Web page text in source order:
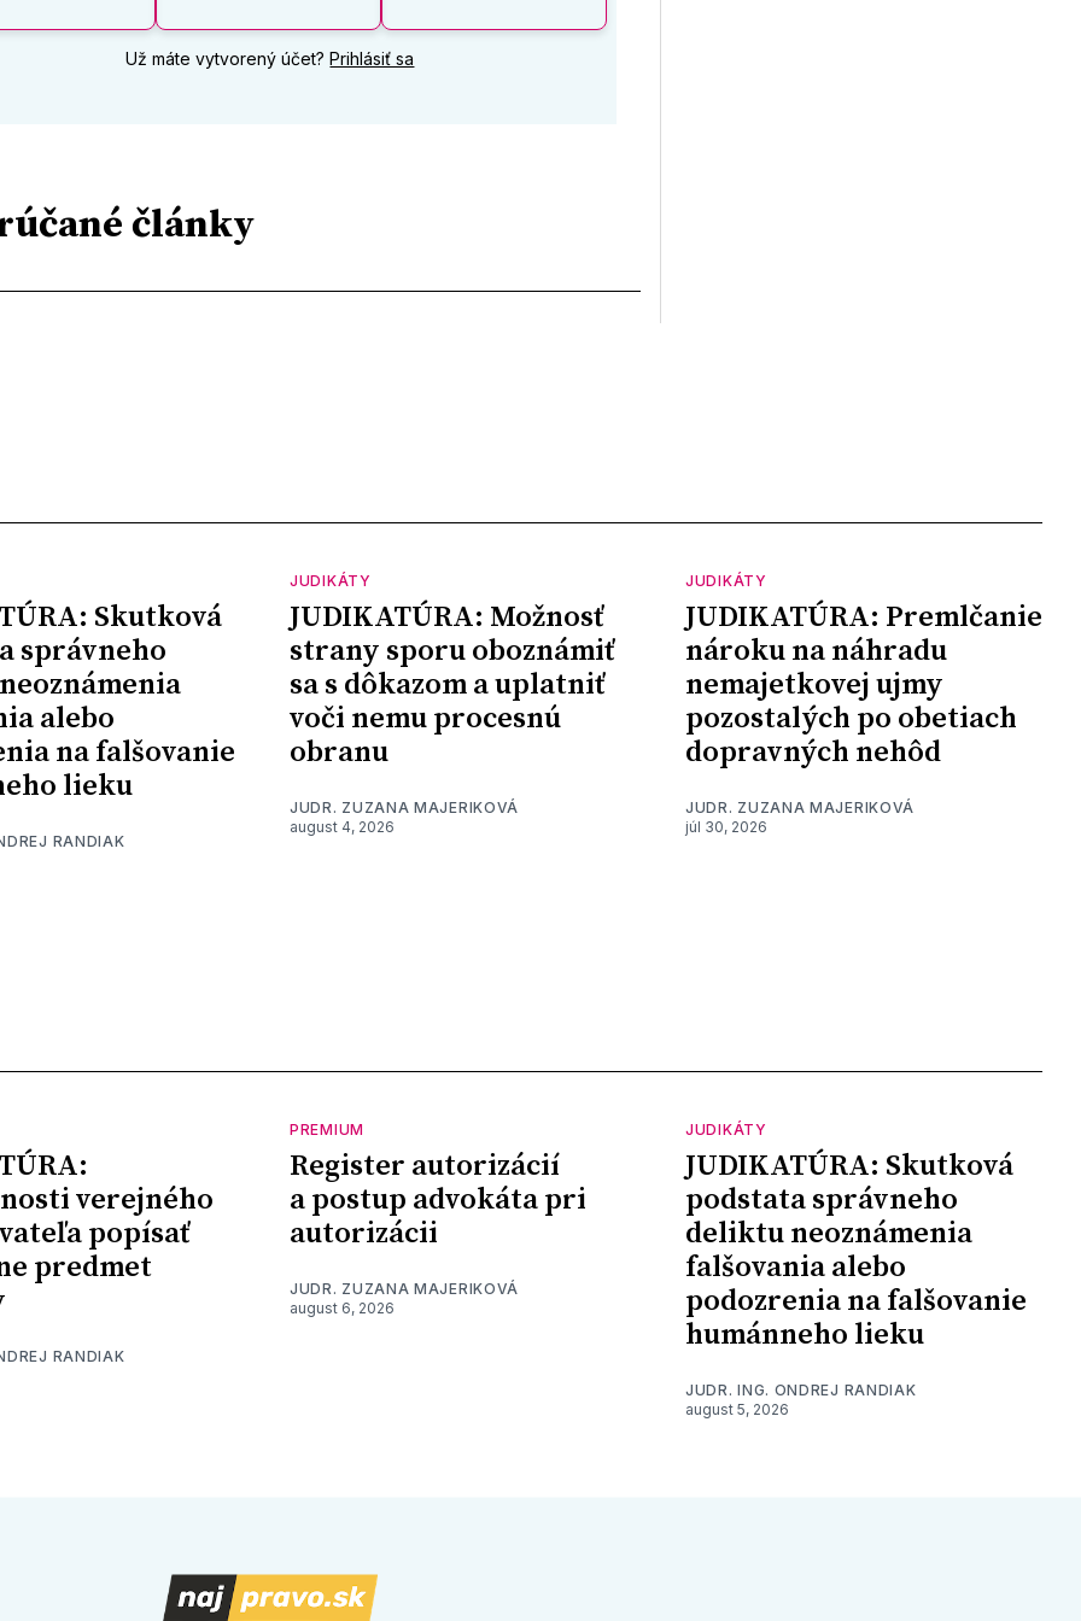
Už máte vytvorený účet?Prihlásiť sa
články
Skutková
správneho
alebo
na falšovanie
lieku
RANDIAK
JUDIKÁTY
JUDIKATÚRA: Možnosť
strany sporu oboznámiť
sa s dôkazom a uplatniť
voči nemu procesnú
obranu
JUDR. ZUZANA MAJERIKOVÁ
august 4, 2026
JUDIKÁTY
JUDIKATÚRA: Premlčanie
nároku na náhradu
nemajetkovej ujmy
pozostalých po obetiach
dopravných nehôd
JUDR. ZUZANA MAJERIKOVÁ
júl 30, 2026
verejného
popísať
predmet
RANDIAK
PREMIUM
Register autorizácií
a postup advokáta pri
autorizácii
JUDR. ZUZANA MAJERIKOVÁ
august 6, 2026
JUDIKÁTY
JUDIKATÚRA: Skutková
podstata správneho
deliktu neoznámenia
falšovania alebo
podozrenia na falšovanie
humánneho lieku
JUDR. ING. ONDREJ RANDIAK
august 5, 2026